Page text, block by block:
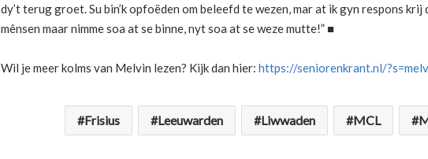
dy’t terug groet. Su bin’k opfoëden om beleefd te wezen, mar at ik gyn respons krij
mênsen maar nimme soa at se binne, nyt soa at se weze mutte!” ■
Wil je meer kolms van Melvin lezen? Kijk dan hier: https://seniorenkrant.nl/
Frisius Leeuwarden Liwwaden MCL